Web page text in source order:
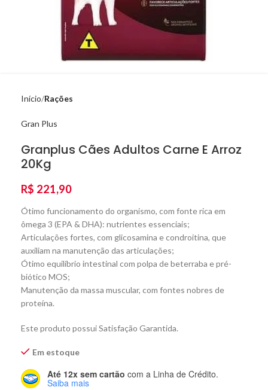
Início Rações
Gran Plus
Granplus Cães Adultos Carne E Arroz
20Kg
R$ 221,90
Ótimo funcionamento do organismo, com fonte rica em
ômega 3 (EPA & DHA): nutrientes essenciais;
Articulações fortes, com glicosamina e condroitina, que
auxiliam na manutenção das articulações;
Ótimo equilíbrio intestinal com polpa de beterraba e pré-
biótico MOS;
Manutenção da massa muscular, com fontes nobres de
proteína.
Este produto possui Satisfação Garantida.
Em estoque
Até 12x sem cartão com a Linha de Crédito.
Saiba mais